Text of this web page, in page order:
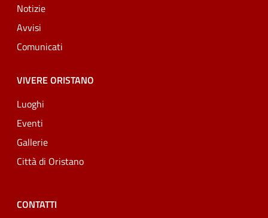
Notizie
Avvisi
Comunicati
VIVERE ORISTANO
Luoghi
Eventi
Gallerie
Città di Oristano
CONTATTI